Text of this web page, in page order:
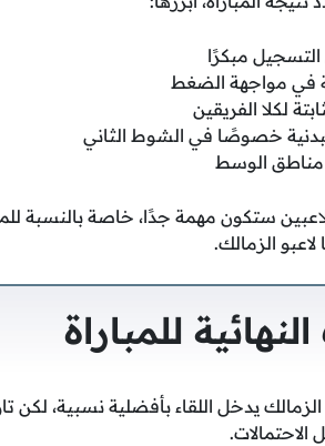
مبكرًا
في مواجهة الضغط
لكلا الفريقين
خصوصًا في الشوط الثاني
مناطق الوسط
ستكون مهمة جدًا، خاصة بالنسبة
الزمالك.
للمباراة
يدخل اللقاء بأفضلية نسبية، لكن